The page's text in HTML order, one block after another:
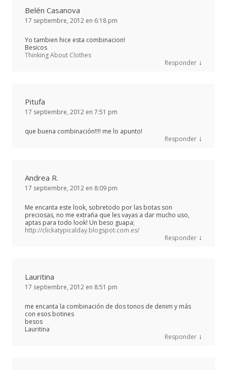
Belén Casanova
17 septiembre, 2012 en 6:18 pm
Yo tambien hice esta combinacion!
Besicos
Thinking About Clothes
Responder ↓
Pitufa
17 septiembre, 2012 en 7:51 pm
que buena combinación!!!! me lo apunto!
Responder ↓
Andrea R.
17 septiembre, 2012 en 8:09 pm
Me encanta este look, sobretodo por las botas son
preciosas, no me extraña que les vayas a dar mucho uso,
aptas para todo look! Un beso guapa;
http://clickatypicalday.blogspot.com.es/
Responder ↓
Lauritina
17 septiembre, 2012 en 8:51 pm
me encanta la combinación de dos tonos de denim y más
con esos botines
besos
Lauritina
Responder ↓